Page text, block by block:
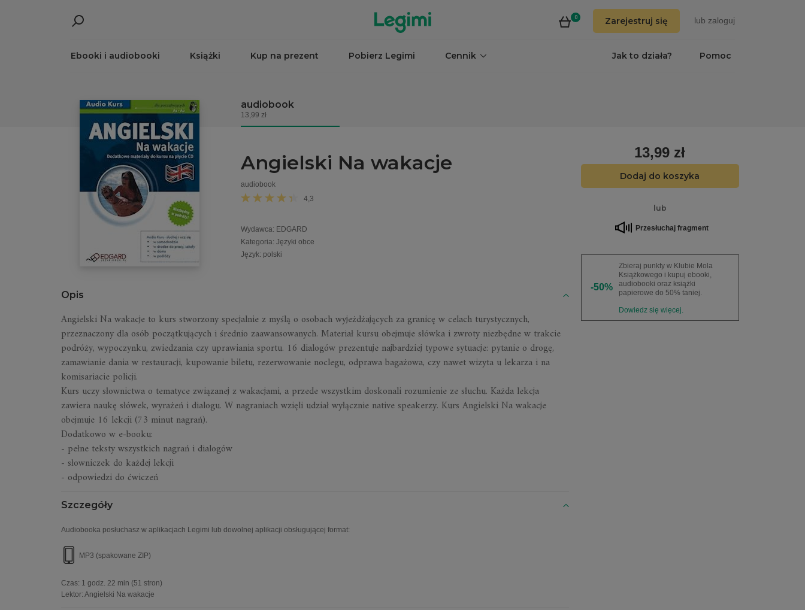
0 Zarejestruj się lub zaloguj
Ebooki i audiobooki Książki Kup na prezent Pobierz Legimi Cennik Pomoc
Jak to działa?
audiobook
13,99 zł
Angielski Na wakacje
audiobook
4,3
13,99 zł
Dodaj do koszyka
lub
Przesłuchaj fragment
-50%
Zbieraj punkty w Klubie Mola
Książkowego i kupuj ebooki,
audiobooki oraz książki
papierowe do 50% taniej.
Dowiedz się więcej.
Wydawca: EDGARD
Kategoria: Języki obce
Język: polski
Opis
Angielski Na wakacje to kurs stworzony specjalnie z myślą o osobach wyjeżdżających za granicę w celach turystycznych,
przeznaczony dla osób początkujących i średnio zaawansowanych. Materiał kursu obejmujesłówka i zwroty niezbędne w trakcie
podróży, wypoczynku, zwiedzania czy uprawiania sportu. 16 dialogów prezentuje najbardziej typowe sytuacje: pytanie o drogę,
zamawianie dania w restauracji, kupowanie biletu, rezerwowanie noclegu, odprawa bagażowa, czy nawet wizyta u lekarza i na
komisariacie policji.
Kurs uczy słownictwa o tematyce związanej z wakacjami, a przede wszystkim doskonali rozumienie ze słuchu. Każda lekcja
zawiera naukę słówek, wyrażeń i dialogu. W nagraniach wzięli udział wyłącznie native speakerzy. Kurs Angielski Na wakacje
obejmuje 16 lekcji (73 minut nagrań).
Dodatkowo w e-booku:
- pełne teksty wszystkich nagrań i dialogów
- słowniczek do każdej lekcji
- odpowiedzi do ćwiczeń
Szczegóły
Audiobooka posłuchasz w aplikacjach Legimi lub dowolnej aplikacji obsługującej format:
MP3 (spakowane ZIP)
Czas: 1 godz. 22 min (51 stron)
Lektor: Angielski Na wakacje